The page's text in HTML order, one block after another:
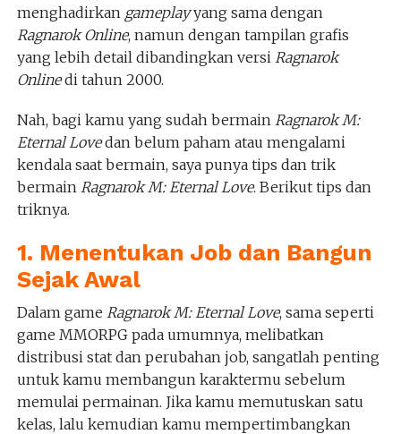
menghadirkan gameplayyang sama dengan
Ragnarok Online, namun dengan tampilan grafis
yang lebih detail dibandingkan versi Ragnarok
Onlinedi tahun 2000.
Nah, bagi kamu yang sudah bermain Ragnarok M:
Eternal Lovedan belum paham atau mengalami
kendala saat bermain, saya punya tips dan trik
bermain Ragnarok M: Eternal Love. Berikut tips dan
triknya.
1. Menentukan Job dan Bangun
Sejak Awal
Dalam game Ragnarok M: Eternal Love, sama seperti
game MMORPG pada umumnya, melibatkan
distribusi stat dan perubahan job, sangatlah penting
untuk kamu membangun karaktermu sebelum
memulai permainan. Jika kamu memutuskan satu
kelas, lalu kemudian kamu mempertimbangkan